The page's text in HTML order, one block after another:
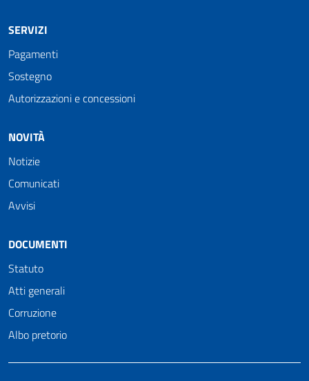
SERVIZI
Pagamenti
Sostegno
Autorizzazioni e concessioni
NOVITÀ
Notizie
Comunicati
Avvisi
DOCUMENTI
Statuto
Atti generali
Corruzione
Albo pretorio